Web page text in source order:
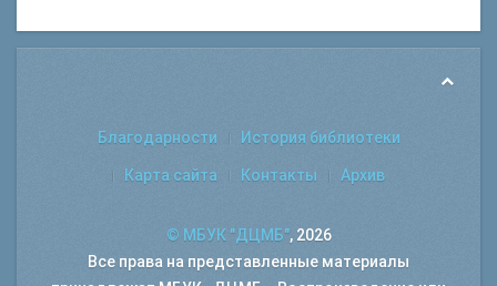
Благодарности История библиотеки
Карта сайта Контакты Архив
© МБУК "ДЦМБ", 2026
Все права на представленные материалы